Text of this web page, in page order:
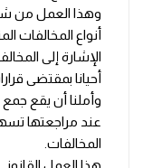
وهذا العمل من
أنواع المخالفات
الإشارة إلى
أحيانا بمقتضى
وأملنا أن يقع جمع
عند مراجعتها
المخالفات.
هذا العمل